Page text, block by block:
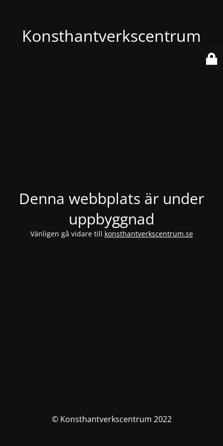
Konsthantverkscentrum
Denna webbplats är under
uppbyggnad
Vänligen gå vidare till konsthantverkscentrum.se
© Konsthantverkscentrum 2022